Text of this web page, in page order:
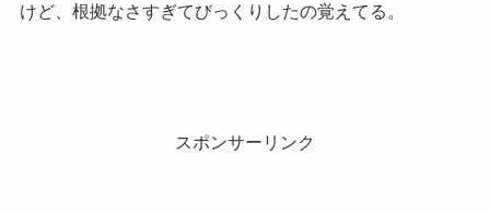
けど、根拠なさすぎてびっくりしたの覚えてる。
スポンサーリンク